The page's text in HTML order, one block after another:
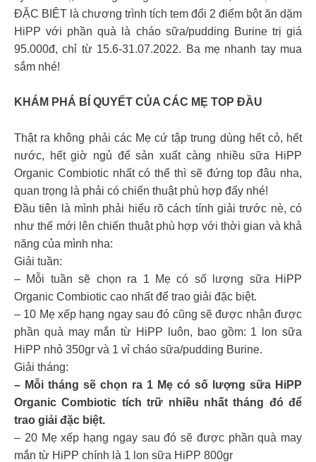
ĐẶC BIỆT là chương trình tích tem đổi 2 điểm bột ăn dặm
HiPP với phần quà là cháo sữa/pudding Burine trị giá
95.000đ, chỉ từ 15.6-31.07.2022. Ba mẹ nhanh tay mua
sắm nhé!
KHÁM PHÁ BÍ QUYẾT CỦA CÁC MẸ TOP ĐẦU
Thật ra không phải các Mẹ cứ tập trung dùng hết cỏ, hết
nước, hết giờ ngủ để sản xuất càng nhiều sữa HiPP
Organic Combiotic nhất có thể thì sẽ đứng top đâu nha,
quan trọng là phải có chiến thuật phù hợp đấy nhé!
Đầu tiên là mình phải hiểu rõ cách tính giải trước nè, có
như thế mới lên chiến thuật phù hợp với thời gian và khả
năng của mình nha:
Giải tuần:
– Mỗi tuần sẽ chọn ra 1 Mẹ có số lượng sữa HiPP
Organic Combiotic cao nhất để trao giải đặc biệt.
– 10 Mẹ xếp hạng ngay sau đó cũng sẽ được nhận được
phần quà may mắn từ HiPP luôn, bao gồm: 1 lon sữa
HiPP nhỏ 350gr và 1 vỉ cháo sữa/pudding Burine.
Giải tháng:
– Mỗi tháng sẽ chọn ra 1 Mẹ có số lượng sữa HiPP
Organic Combiotic tích trữ nhiều nhất tháng đó để
trao giải đặc biệt.
– 20 Mẹ xếp hạng ngay sau đó sẽ được phần quà may
mắn từ HiPP chính là 1 lon sữa HiPP 800gr